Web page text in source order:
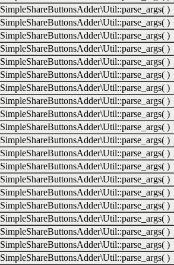
SimpleShareButtonsAdder\Util::parse_args( )
SimpleShareButtonsAdder\Util::parse_args( )
SimpleShareButtonsAdder\Util::parse_args( )
SimpleShareButtonsAdder\Util::parse_args( )
SimpleShareButtonsAdder\Util::parse_args( )
SimpleShareButtonsAdder\Util::parse_args( )
SimpleShareButtonsAdder\Util::parse_args( )
SimpleShareButtonsAdder\Util::parse_args( )
SimpleShareButtonsAdder\Util::parse_args( )
SimpleShareButtonsAdder\Util::parse_args( )
SimpleShareButtonsAdder\Util::parse_args( )
SimpleShareButtonsAdder\Util::parse_args( )
SimpleShareButtonsAdder\Util::parse_args( )
SimpleShareButtonsAdder\Util::parse_args( )
SimpleShareButtonsAdder\Util::parse_args( )
SimpleShareButtonsAdder\Util::parse_args( )
SimpleShareButtonsAdder\Util::parse_args( )
SimpleShareButtonsAdder\Util::parse_args( )
SimpleShareButtonsAdder\Util::parse_args( )
SimpleShareButtonsAdder\Util::parse_args( )